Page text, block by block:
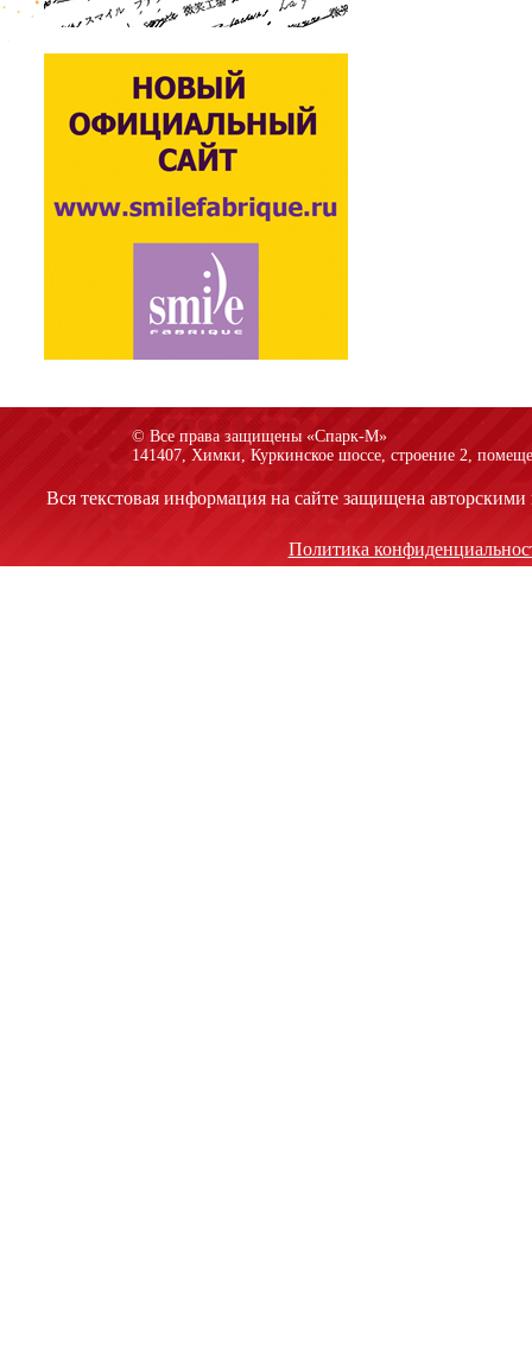
© Все права защищены «Спарк-M»
141407, Химки, Куркинское шоссе, строение 2,
Вся текстовая информация на сайте защищена
Политика